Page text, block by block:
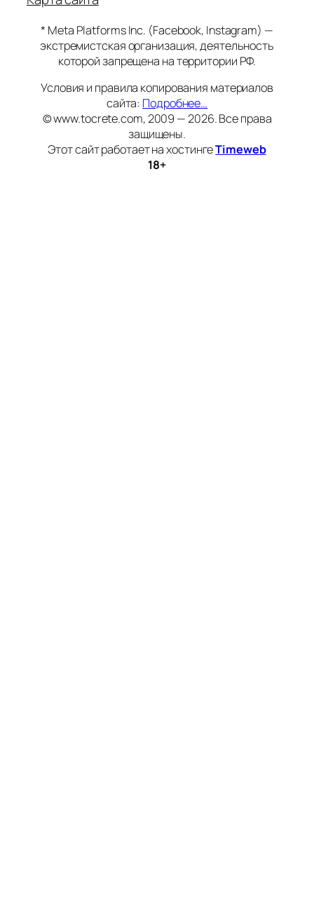
* Meta Platforms Inc. (Facebook, Instagram) —
экстремистская организация, деятельность
которой запрещена на территории РФ.
Условия и правила копирования материалов
сайта: Подробнее…
© www.tocrete.com, 2009 — 2026. Все права
защищены.
Этот сайт работает на хостингеTimeweb
18+